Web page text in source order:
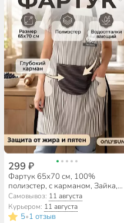
299 ₽
Фартук 65х70 см, 100%
полиэстер, с карманом, Зайка,
A170099, Китай
Самовывоз: 11 августа
Курьером: 11 августа
5•1 отзыв